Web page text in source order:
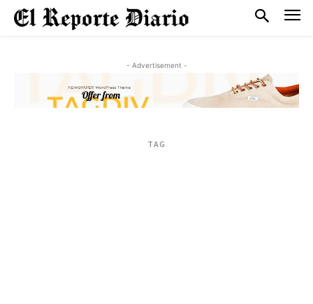
- Advertisement -
TAG